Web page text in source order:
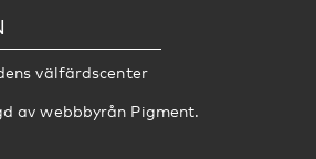
välfärdscenter
av webbbyrån Pigment.